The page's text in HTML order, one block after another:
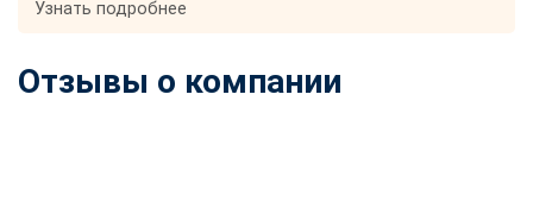
Узнать подробнее
Отзывы о компании